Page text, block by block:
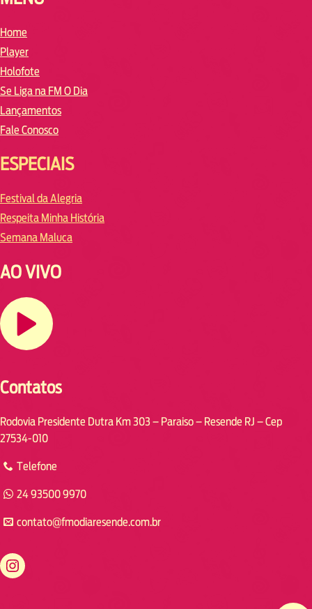
Home
Player
Holofote
Se Liga na FM O Dia
Lançamentos
Fale Conosco
ESPECIAIS
Festival da Alegria
Respeita Minha História
Semana Maluca
AO VIVO
Contatos
Rodovia Presidente Dutra Km 303 – Paraiso – Resende RJ – Cep
27534-010
Telefone
24 93500 9970
contato@fmodiaresende.com.br
https://www.instagram.com/fmodiaresende